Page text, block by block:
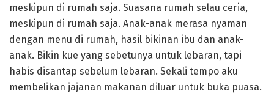
meskipun di rumah saja. Suasana rumah selau ceria,
meskipun di rumah saja. Anak-anak merasa nyaman
dengan menu di rumah, hasil bikinan ibu dan anak-
anak. Bikin kue yang sebetunya untuk lebaran, tapi
habis disantap sebelum lebaran. Sekali tempo aku
membelikan jajanan makanan diluar untuk buka puasa.